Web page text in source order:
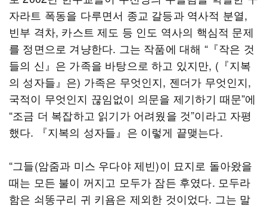
자라트 폭동을 다루면서 종교 갈등과 역사적 분열,
빈부 격차, 카스트 제도 등 인도 역사의 핵심적 문제
를 정면으로 겨냥한다. 그는 작품에 대해 “『작은 것
들의 신』은 가족을 바탕으로 하고 있지만, (『지복
의 성자들』은) 가족은 무엇인지, 젠더가 무엇인지,
국적이 무엇인지 끊임없이 의문을 제기하기 때문”에
“조금 더 복잡하고 읽기가 어려웠을 것”이라고 자평
했다. 『지복의 성자들』은 이렇게 끝맺는다.
“그들(암줌과 미스 우다야 제빈)이 묘지로 돌아왔을
때는 모든 불이 꺼지고 모두가 잠든 후였다. 모두라
함은 쇠똥구리 귀 키욤은 제외한 것이었다. 그는 말